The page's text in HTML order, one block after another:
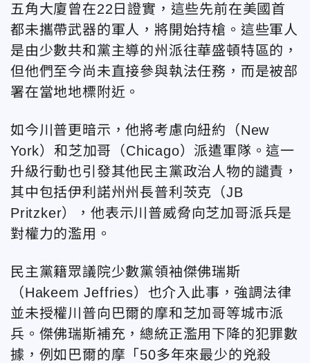
五角大廈曾在22日證實，這些先前在美國首
都未攜帶武器的軍人，將開始持槍。這些軍人
是由少數共和黨主導的州派往華盛頓特區的，
但他們至今尚未直接參與執法任務，而是被部
署在當地地標附近。
如今川普更暗示，他將考慮向紐約（New
York）和芝加哥（Chicago）派遣軍隊。這一
升級行動也引發其他民主黨政治人物的譴責，
其中包括伊利諾州州長普利茨克（JB
Pritzker），他表示川普威脅向芝加哥派兵是
對權力的濫用。
民主黨籍眾議院少數黨領袖傑佛瑞斯
（Hakeem Jeffries）也介入此事，強調法律
並未授權川普向巴爾的摩和芝加哥等城市派
兵。傑佛瑞斯補充，總統正濫用下降的犯罪數
據，例如巴爾的摩「50多年來最少的兇殺